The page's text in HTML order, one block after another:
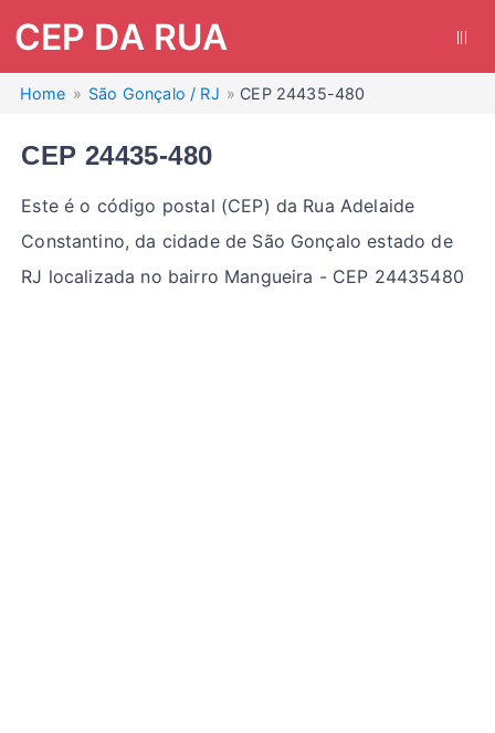
CEP DA RUA
Home São Gonçalo / RJ CEP 24435-480
CEP 24435-480
Este é o código postal (CEP) da Rua Adelaide
Constantino, da cidade de São Gonçalo estado de
RJ localizada no bairro Mangueira - CEP 24435480